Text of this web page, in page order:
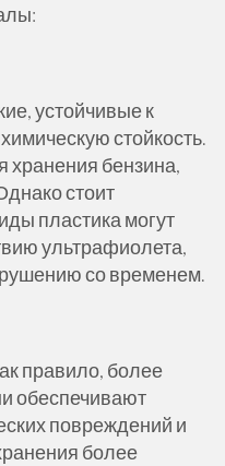
устойчивые к
стойкость.
хранения бензина,
стоит
пластика могут
ультрафиолета,
со временем.
правило, более
обеспечивают
повреждений и
более